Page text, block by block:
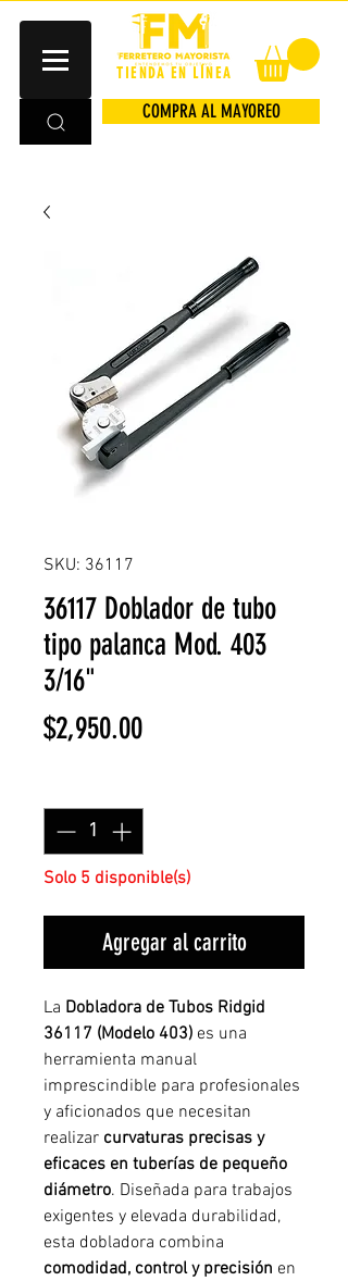
TIENDA EN LÍNEA
COMPRA AL MAYOREO
SKU: 36117
36117 Doblador de tubo
tipo palanca Mod. 403
3/16"
$2,950.00Precio
Solo 5 disponible(s)
Agregar al carrito
La Dobladora de Tubos Ridgid
36117 (Modelo 403) es una
herramienta manual
imprescindible para profesionales
y aficionados que necesitan
realizar curvaturas precisas y
eficaces en tuberías de pequeño
diámetro. Diseñada para trabajos
exigentes y elevada durabilidad,
esta dobladora combina
comodidad, control y precisión en